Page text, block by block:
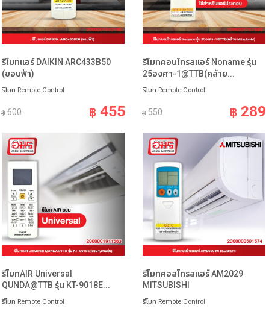
รีโมทแอร์ DAIKIN ARC433B50
(ขอบฟ้า)
รีโมท Remote Control
฿600 ฿ 455
รีโมทคอนโทรลแอร์ Noname รุ่น
25องศา-1@TTB(คล้าย...
รีโมท Remote Control
฿550 ฿ 289
รีโมทAIR Universal
QUNDA@TTB รุ่น KT-9018E...
รีโมท Remote Control
รีโมทคอลโทรลแอร์ AM2029
MITSUBISHI
รีโมท Remote Control